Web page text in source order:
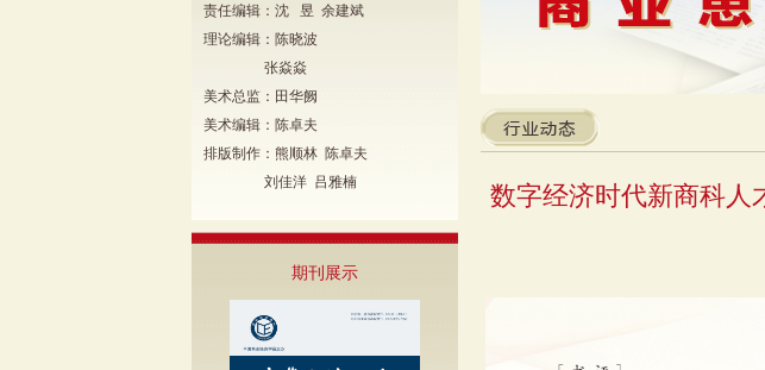
责任编辑：沈 昱 余建斌
理论编辑：陈晓波
张焱焱
美术总监：田华阙
美术编辑：陈卓夫
排版制作：熊顺林 陈卓夫
刘佳洋 吕雅楠
期刊展示
数字经济时代新商科